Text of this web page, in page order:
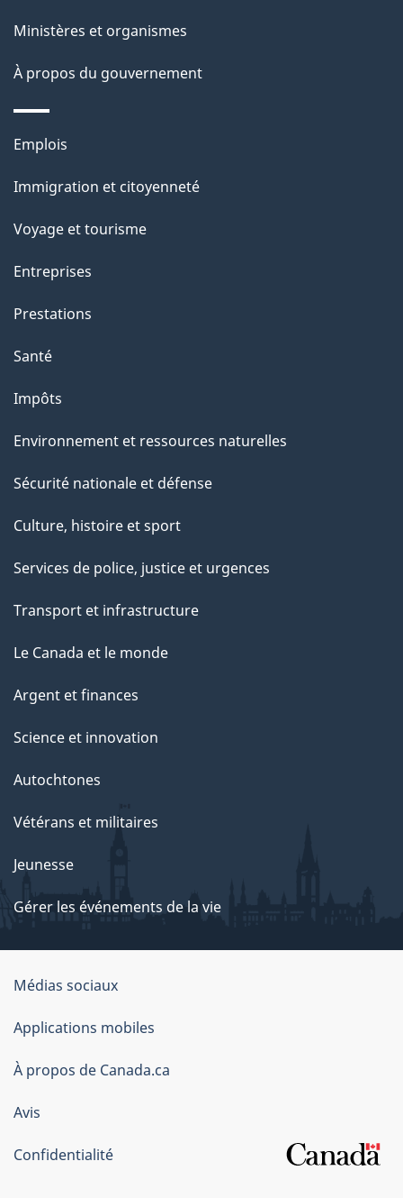
p
a
Ministères et organismes
À propos du gouvernement
Thèmes
sujets
Emplois
Immigration et citoyenneté
Voyage et tourisme
Entreprises
Prestations
Santé
Impôts
Environnement et ressources naturelles
Sécurité nationale et défense
Culture, histoire et sport
Services de police, justice et urgences
Transport et infrastructure
Le Canada et le monde
Argent et finances
Science et innovation
Autochtones
Vétérans et militaires
Jeunesse
Gérer les événements de la vie
Organisation
du
gouvernement
du
Canada
Médias sociaux
Applications mobiles
À propos de Canada.ca
Avis
Confidentialité